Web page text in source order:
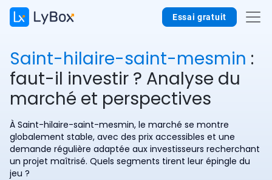
Essai gratuit
Saint-hilaire-saint-mesmin :
faut-il investir ? Analyse du
marché et perspectives
À Saint-hilaire-saint-mesmin, le marché se montre
globalement stable, avec des prix accessibles et une
demande régulière adaptée aux investisseurs recherchant
un projet maîtrisé. Quels segments tirent leur épingle du
jeu ?